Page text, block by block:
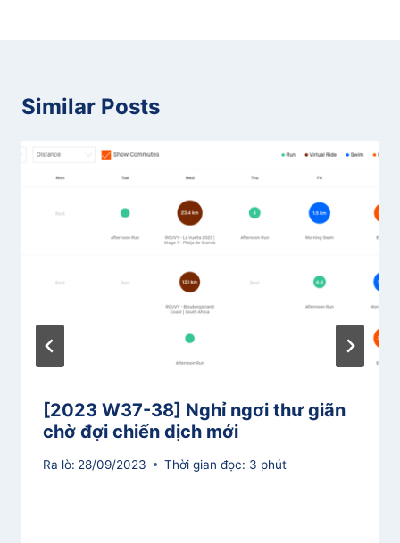
Similar Posts
[2023 W37-38] Nghỉ ngơi thư giãn
chờ đợi chiến dịch mới
Ra lò: 28/09/2023 Thời gian đọc: 3 phút